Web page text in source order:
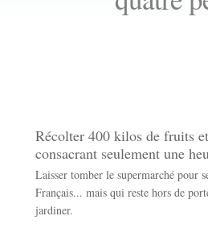
Récolter 400 kilos de fruits
consacrant seulement une
Laisser tomber le supermarché pour
Français... mais qui reste hors de
jardiner.